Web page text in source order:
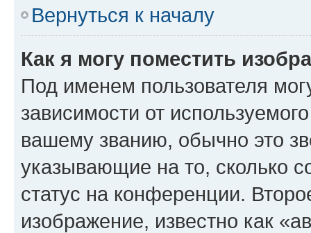
Вернуться к началу
Как я могу поместить
Под именем пользователя
зависимости от
вашему званию, обычно это
указывающие на то, сколько
статус на конференции.
изображение, известно как